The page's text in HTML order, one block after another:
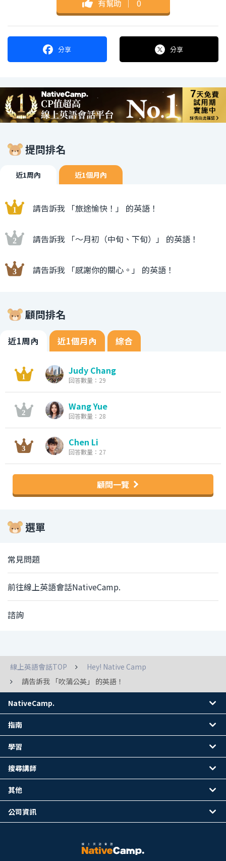
有幫助 ｜ 0
分享 分享
提問排名
近1周內 近1個月內
請告訴我 「旅途愉快！」 的英語！
請告訴我 「〜月初（中旬、下旬）」 的英語！
請告訴我 「感謝你的關心。」 的英語！
顧問排名
近1周內 近1個月內 綜合
Judy Chang
回答數量：29
Wang Yue
回答數量：28
Chen Li
回答數量：27
顧問一覽
選單
常見問題
前往線上英語會話NativeCamp.
諮詢
線上英語會話TOP
Hey! Native Camp
請告訴我 「吹蒲公英」 的英語！
NativeCamp.
指南
學習
搜尋講師
其他
公司資訊